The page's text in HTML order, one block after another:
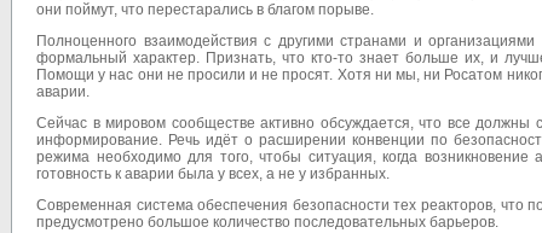
они поймут, что перестарались в благом порыве.
Полноценного взаимодействия с другими странами и
формальный характер. Признать, что кто-то знает больше их, и
Помощи у нас они не просили и не просят. Хотя ни мы, ни Росатом
аварии.
Сейчас в мировом сообществе активно обсуждается, что все
информирование. Речь идёт о расширении конвенции по
режима необходимо для того, чтобы ситуация, когда
готовность к аварии была у всех, а не у избранных.
Современная система обеспечения безопасности тех реакторов, что
предусмотрено большое количество последовательных барьеров.